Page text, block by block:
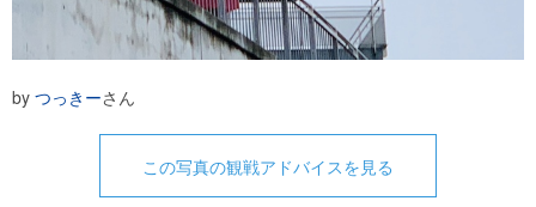
by つっきーさん
この写真の観戦アドバイスを見る